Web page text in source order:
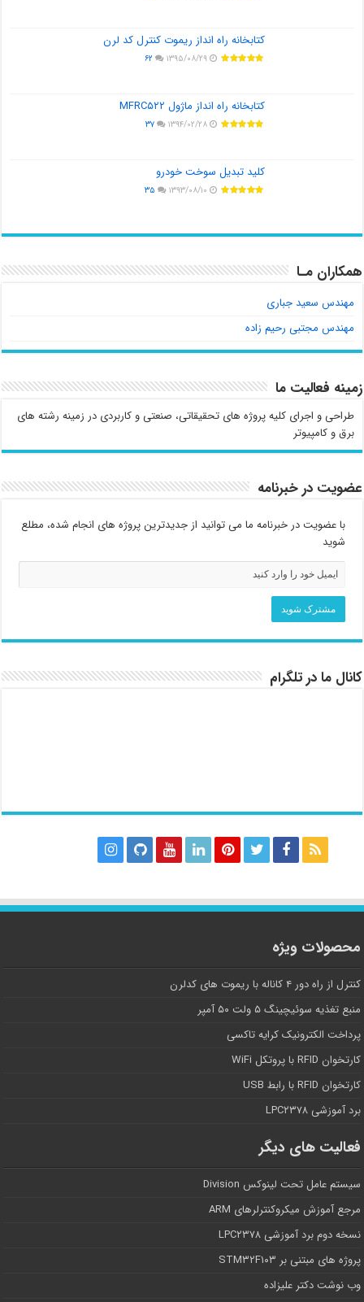
کتابخانه راه انداز ریموت کنترل کد لرن
۱۳۹۵/۰۸/۲۹ ۶۲
کتابخانه راه انداز ماژول MFRC۵۲۲
۱۳۹۴/۰۲/۲۸ ۳۷
کلید تبدیل سوخت خودرو
۱۳۹۳/۰۸/۱۰ ۳۵
همکاران مـا
مهندس سعید جباری
مهندس مجتبی رحیم زاده
زمینه فعالیت ما
طراحی و اجرای کلیه پروژه های تحقیقاتی، صنعتی و کاربردی در زمینه رشته های
برق و کامپیوتر
عضویت در خبرنامه
با عضویت در خبرنامه ما می توانید از جدیدترین پروژه های انجام شده، مطلع
شوید
کانال ما در تلگرام
محصولات ویژه
کنترل از راه دور ۴ کاناله با ریموت های کدلرن
منبع تغذیه سوئیچینگ ۵ ولت ۵۰ آمپر
پرداخت الکترونیک کرایه تاکسی
کارتخوان RFID با پروتکل WiFi
کارتخوان RFID با رابط USB
برد آموزشی LPC۲۳۷۸
فعالیت های دیگر
سیستم عامل تحت لینوکس Division
مرجع آموزش میکروکنترلرهای ARM
نسخه دوم برد آموزشی LPC۲۳۷۸
پروژه های مبتنی بر STM۳۲F۱۰۳
وب نوشت دکتر علیزاده